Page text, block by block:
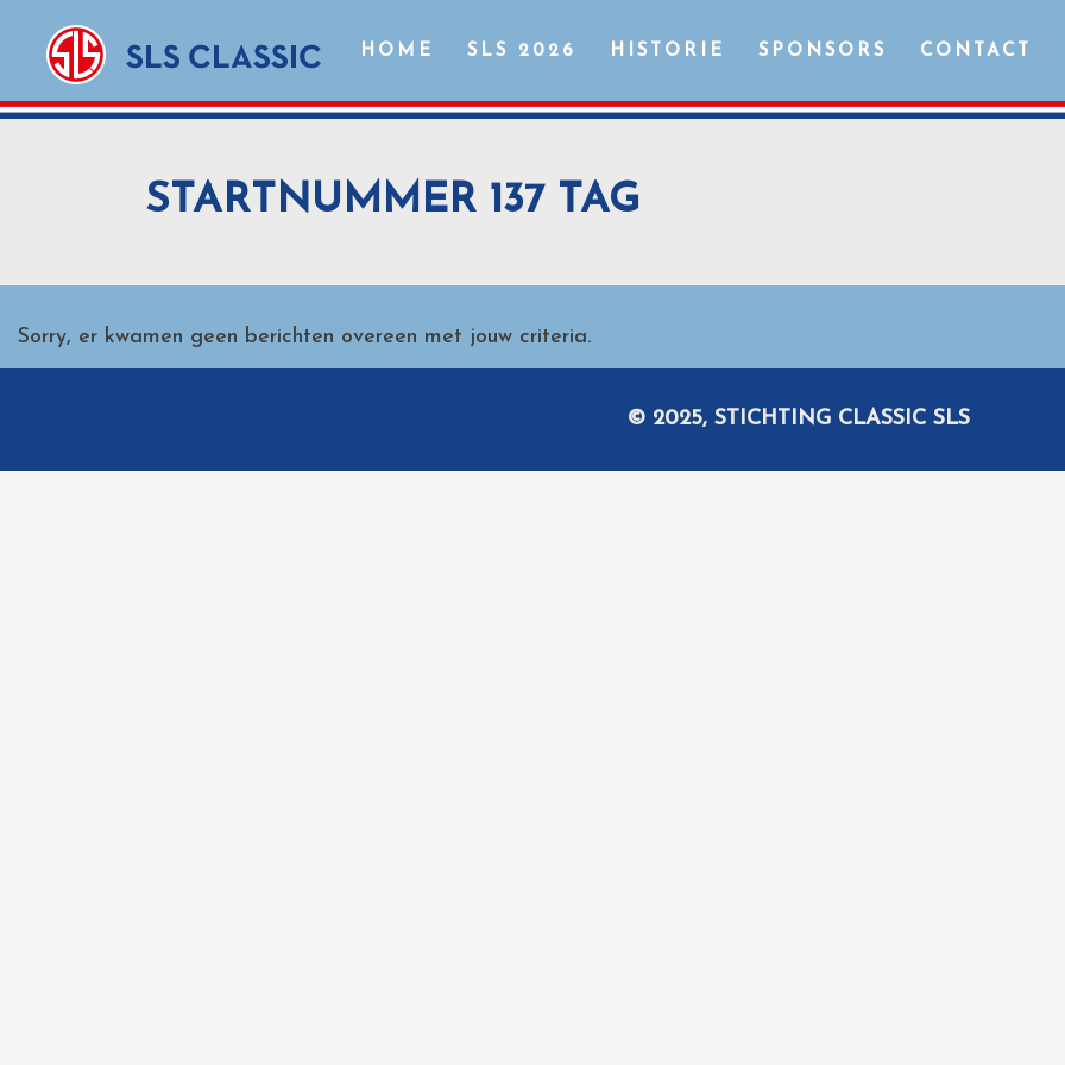
HOME SLS 2026 HISTORIE SPONSORS CONTACT
STARTNUMMER 137 TAG
Sorry, er kwamen geen berichten overeen met jouw criteria.
© 2025, STICHTING CLASSIC SLS